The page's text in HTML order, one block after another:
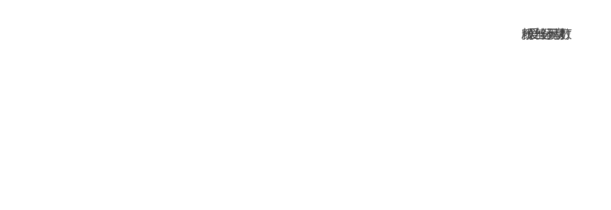
爱分享
颜值耐打
粉丝无数
爱运动